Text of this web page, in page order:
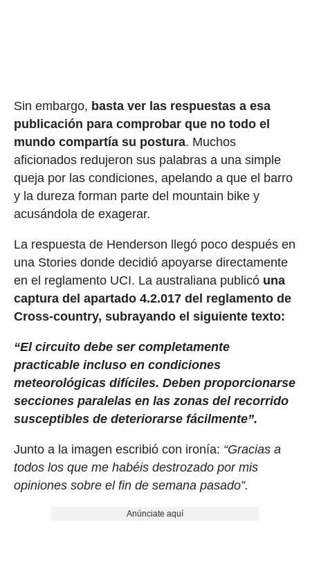
Sin embargo, basta ver las respuestas a esa
publicación para comprobar que no todo el
mundo compartía su postura. Muchos
aficionados redujeron sus palabras a una simple
queja por las condiciones, apelando a que el barro
y la dureza forman parte del mountain bike y
acusándola de exagerar.
La respuesta de Henderson llegó poco después en
una Stories donde decidió apoyarse directamente
en el reglamento UCI. La australiana publicó una
captura del apartado 4.2.017 del reglamento de
Cross-country, subrayando el siguiente texto:
“El circuito debe ser completamente
practicable incluso en condiciones
meteorológicas difíciles. Deben proporcionarse
secciones paralelas en las zonas del recorrido
susceptibles de deteriorarse fácilmente”.
Junto a la imagen escribió con ironía: “Gracias a
todos los que me habéis destrozado por mis
opiniones sobre el fin de semana pasado”.
Anúnciate aquí